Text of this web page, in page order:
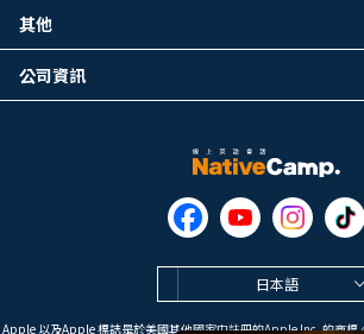
日本語
Apple 以及Apple 標誌是於美國其他國家中註冊的Apple Inc. 的商
其他
公司資訊